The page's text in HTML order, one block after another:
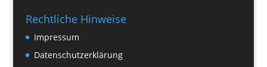
Rechtliche Hinweise
Impressum
Datenschutzerklärung